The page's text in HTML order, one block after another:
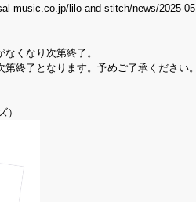
music.co.jp/lilo-and-stitch/news/2025-
くなり次第終了。
終了となります。予めご了承ください。
）